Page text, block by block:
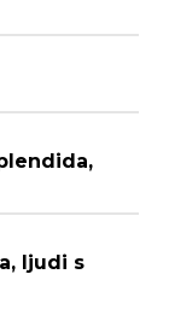
ljudi s